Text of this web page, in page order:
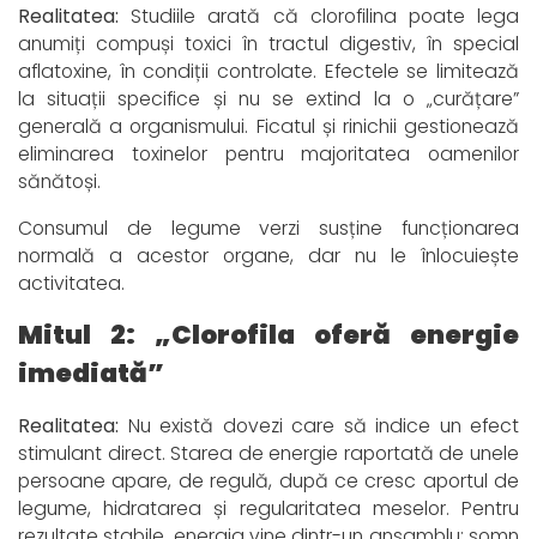
Realitatea: Studiile arată că clorofilina poate lega
anumiți compuși toxici în tractul digestiv, în special
aflatoxine, în condiții controlate. Efectele se limitează
la situații specifice și nu se extind la o „curățare”
generală a organismului. Ficatul și rinichii gestionează
eliminarea toxinelor pentru majoritatea oamenilor
sănătoși.
Consumul de legume verzi susține funcționarea
normală a acestor organe, dar nu le înlocuiește
activitatea.
Mitul 2: „Clorofila oferă energie
imediată”
Realitatea: Nu există dovezi care să indice un efect
stimulant direct. Starea de energie raportată de unele
persoane apare, de regulă, după ce cresc aportul de
legume, hidratarea și regularitatea meselor. Pentru